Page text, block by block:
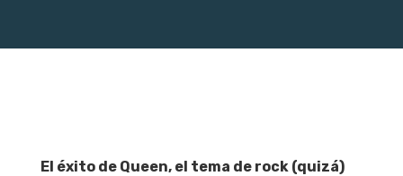
El éxito de Queen, el tema de rock (quizá)